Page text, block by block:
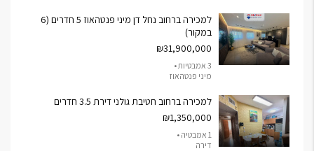
למכירה ברחוב נחל דן מיני פנטהאוז 5 חדרים (6
במקור)
₪31,900,000
3 אמבטיות •
מיני פנטהאוז
למכירה ברחוב חטיבת גולני דירת 3.5 חדרים
₪1,350,000
1 אמבטיה •
דירה